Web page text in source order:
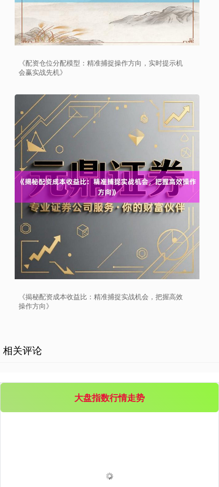
《配资仓位分配模型：精准捕捉操作方向，实时提示机
会赢实战先机》
《揭秘配资成本收益比：精准捕捉实战机会，把握高效
操作方向》
相关评论
大盘指数行情走势